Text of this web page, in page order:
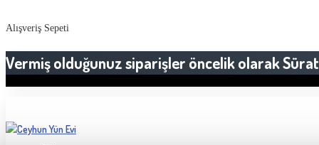
Alışveriş Sepeti
Vermiş olduğunuz siparişler öncelik olarak